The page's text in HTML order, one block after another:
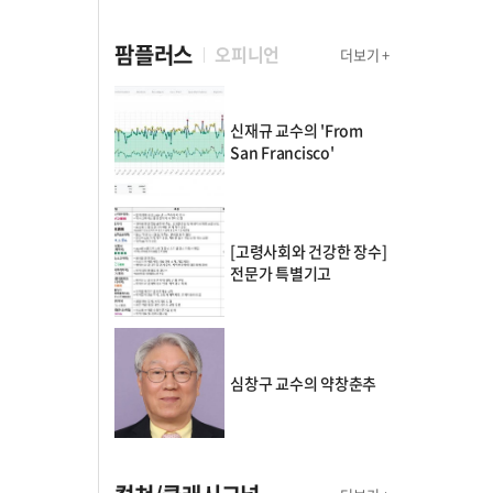
팜플러스 오피니언 더보기 +
신재규 교수의 'From
San Francisco'
[고령사회와 건강한 장수]
전문가 특별기고
심창구 교수의 약창춘추